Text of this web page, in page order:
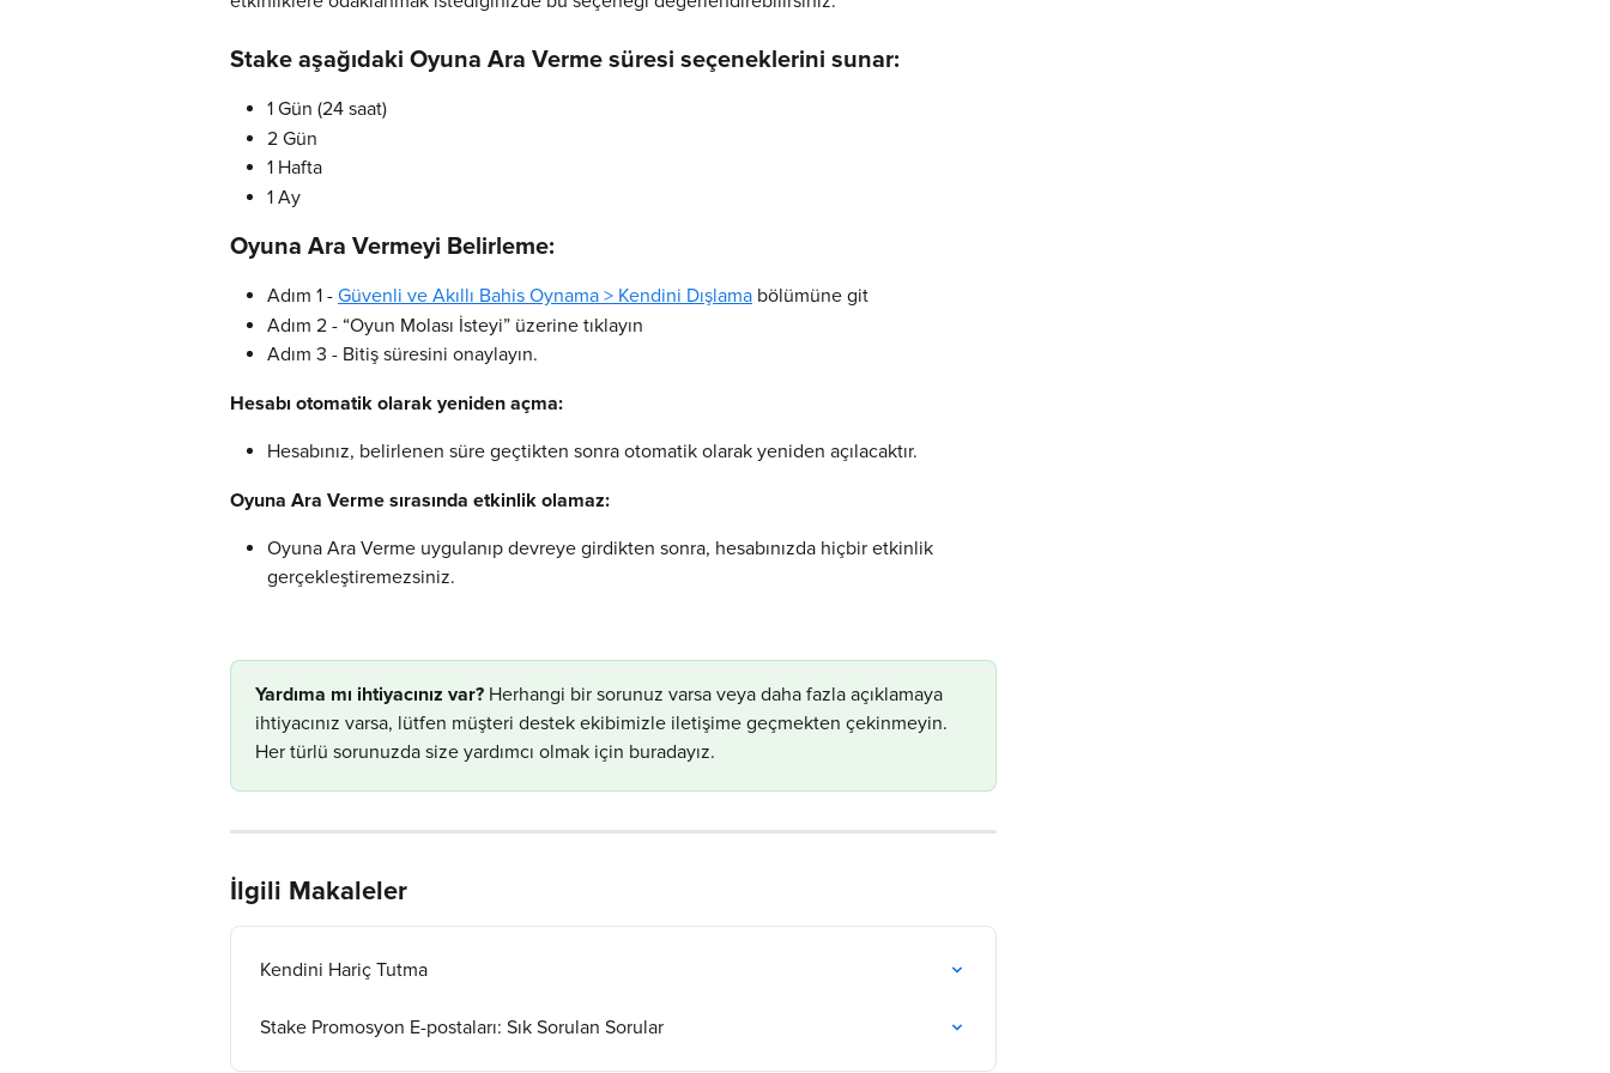
Stake aşağıdaki Oyuna Ara Verme süresi seçeneklerini sunar:
1 Gün (24 saat)
2 Gün
1 Hafta
1 Ay
Oyuna Ara Vermeyi Belirleme:
Adım 1 - Güvenli ve Akıllı Bahis Oynama > Kendini Dışlama bölümüne git
Adım 2 - “Oyun Molası İsteyi” üzerine tıklayın
Adım 3 - Bitiş süresini onaylayın.
Hesabı otomatik olarak yeniden açma:
Hesabınız, belirlenen süre geçtikten sonra otomatik olarak yeniden açılacaktır.
Oyuna Ara Verme sırasında etkinlik olamaz:
Oyuna Ara Verme uygulanıp devreye girdikten sonra, hesabınızda hiçbir etkinlik
gerçekleştiremezsiniz.
​Yardıma mı ihtiyacınız var? Herhangi bir sorunuz varsa veya daha fazla açıklamaya
ihtiyacınız varsa, lütfen müşteri destek ekibimizle iletişime geçmekten çekinmeyin.
Her türlü sorunuzda size yardımcı olmak için buradayız.
İlgili Makaleler
Kendini Hariç Tutma
Stake Promosyon E-postaları: Sık Sorulan Sorular